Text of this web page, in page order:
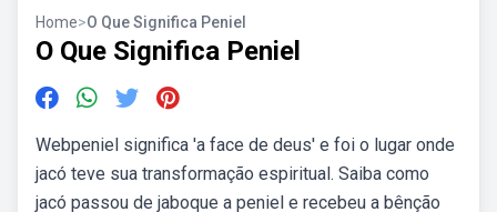
Home>O Que Significa Peniel
O Que Significa Peniel
Webpeniel significa 'a face de deus' e foi o lugar onde
jacó teve sua transformação espiritual. Saiba como
jacó passou de jaboque a peniel e recebeu a bênção